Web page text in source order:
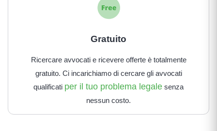
Gratuito
Ricercare avvocati e ricevere offerte è totalmente
gratuito. Ci incarichiamo di cercare gli avvocati
qualificati per il tuo problema legale senza
nessun costo.